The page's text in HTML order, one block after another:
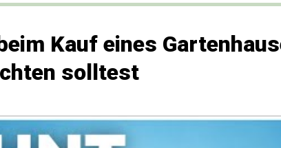
Kauf eines
solltest